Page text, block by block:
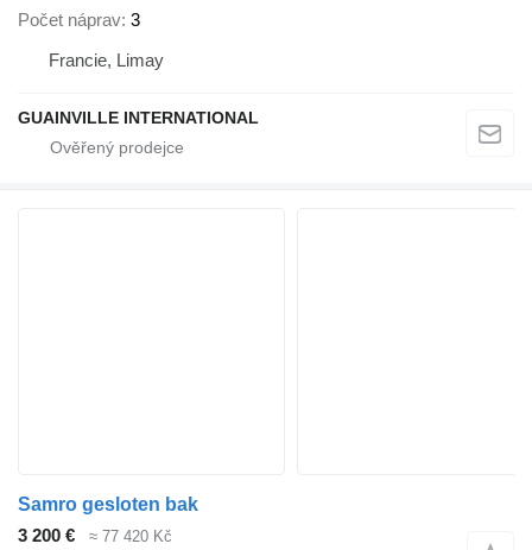
Počet náprav 3
Francie, Limay
GUAINVILLE INTERNATIONAL
Samro gesloten bak
3 200 €
≈ 77 420 Kč